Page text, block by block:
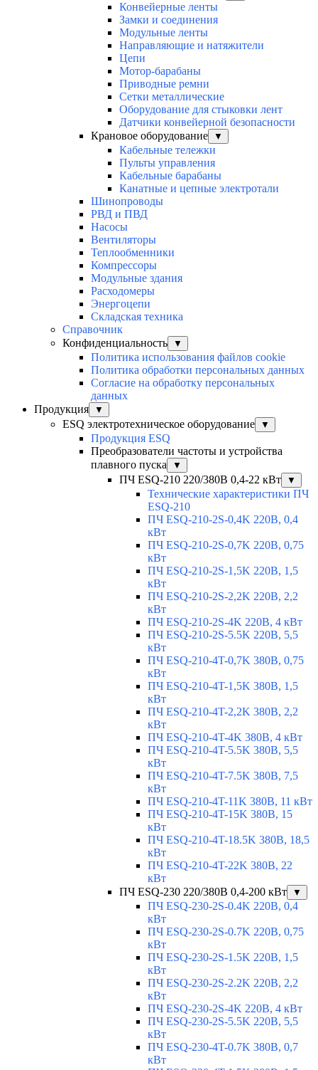
Конвейерные ленты
Замки и соединения
Модульные ленты
Направляющие и натяжители
Цепи
Мотор-барабаны
Приводные ремни
Сетки металлические
Оборудование для стыковки лент
Датчики конвейерной безопасности
Крановое оборудование
▼
Кабельные тележки
Пульты управления
Кабельные барабаны
Канатные и цепные электротали
Шинопроводы
РВД и ПВД
Насосы
Вентиляторы
Теплообменники
Компрессоры
Модульные здания
Расходомеры
Энергоцепи
Складская техника
Справочник
Конфиденциальность
▼
Политика использования файлов cookie
Политика обработки персональных данных
Согласие на обработку персональных
данных
Продукция
▼
ESQ электротехническое оборудование ▼
Продукция ESQ
Преобразователи частоты и устройства
плавного пуска
▼
ПЧ ESQ-210 220/380В 0,4-22 кВт ▼
Технические характеристики ПЧ
ESQ-210
ПЧ ESQ-210-2S-0,4K 220В, 0,4
кВт
ПЧ ESQ-210-2S-0,7K 220В, 0,75
кВт
ПЧ ESQ-210-2S-1,5K 220В, 1,5
кВт
ПЧ ESQ-210-2S-2,2K 220В, 2,2
кВт
ПЧ ESQ-210-2S-4K 220В, 4 кВт
ПЧ ESQ-210-2S-5.5K 220В, 5,5
кВт
ПЧ ESQ-210-4T-0,7K 380В, 0,75
кВт
ПЧ ESQ-210-4T-1,5K 380В, 1,5
кВт
ПЧ ESQ-210-4T-2,2K 380В, 2,2
кВт
ПЧ ESQ-210-4T-4K 380В, 4 кВт
ПЧ ESQ-210-4T-5.5K 380В, 5,5
кВт
ПЧ ESQ-210-4T-7.5K 380В, 7,5
кВт
ПЧ ESQ-210-4T-11K 380В, 11 кВт
ПЧ ESQ-210-4T-15K 380В, 15
кВт
ПЧ ESQ-210-4T-18.5K 380В, 18,5
кВт
ПЧ ESQ-210-4T-22K 380В, 22
кВт
ПЧ ESQ-230 220/380В 0,4-200 кВт
▼
ПЧ ESQ-230-2S-0.4K 220В, 0,4
кВт
ПЧ ESQ-230-2S-0.7K 220В, 0,75
кВт
ПЧ ESQ-230-2S-1.5K 220В, 1,5
кВт
ПЧ ESQ-230-2S-2.2K 220В, 2,2
кВт
ПЧ ESQ-230-2S-4K 220В, 4 кВт
ПЧ ESQ-230-2S-5.5K 220В, 5,5
кВт
ПЧ ESQ-230-4T-0.7K 380В, 0,7
кВт